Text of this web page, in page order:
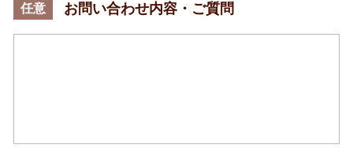
任意 お問い合わせ内容・ご質問